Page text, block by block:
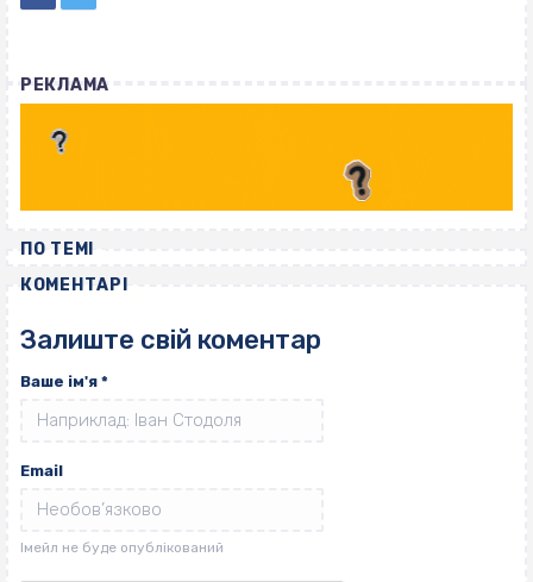
РЕКЛАМА
ПО ТЕМІ
КОМЕНТАРІ
Залиште свій коментар
Ваше ім'я *
Email